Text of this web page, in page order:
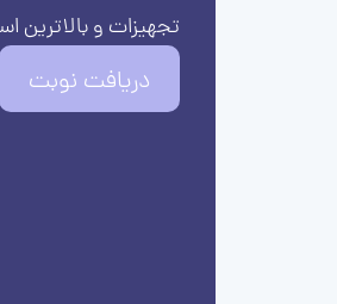
تجهیزات و بالاترین
دریافت نوبت